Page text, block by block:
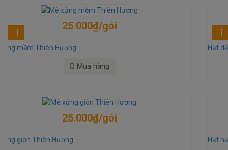
350.000₫/kg
Hạt dẻ
Mua hàng
350.000₫/kg
Hạt hạnh nhân